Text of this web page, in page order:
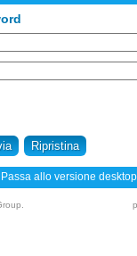
Passa allo versione desktop